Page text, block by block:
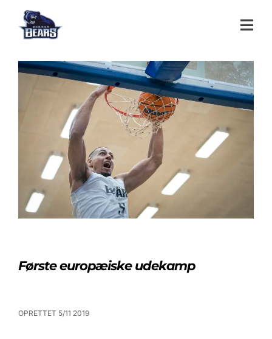
Første europæiske udekamp
OPRETTET 5/11 2019